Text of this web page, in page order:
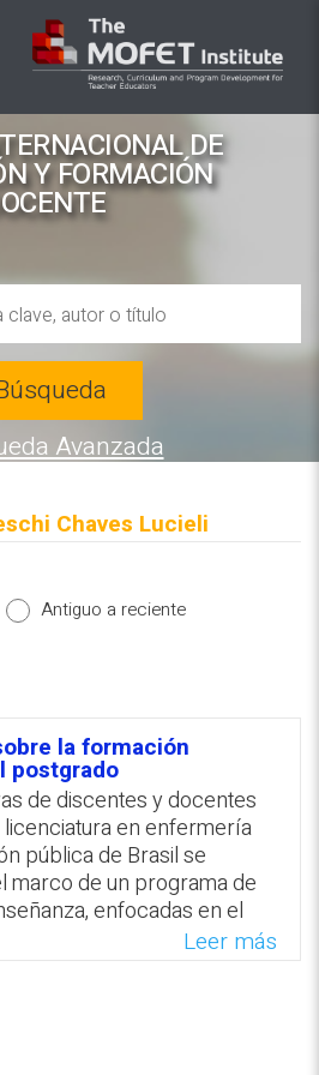
DE
Y FORMACIÓN
EN LÍNEA DE
SOBRE
FORMACIÓN DEL
Avanzada
Chaves Lucieli
Antiguo a reciente
la formación
postgrado
de discentes y docentes
en enfermería
pública de Brasil se
marco de un programa de
enfocadas en el
de post-grado. La
como una opción
Leer más